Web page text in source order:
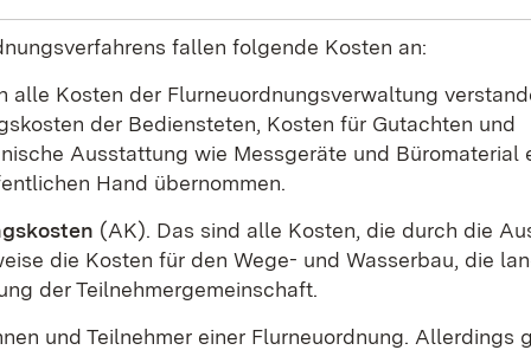
fallen folgende Kosten an:
alle Kosten der Flurneuordnungsverwaltung
der Bediensteten, Kosten für Gutachten und
Ausstattung wie Messgeräte und Büromaterial
Hand übernommen.
(AK). Das sind alle Kosten, die durch die
die Kosten für den Wege- und Wasserbau, die
der Teilnehmergemeinschaft.
und Teilnehmer einer Flurneuordnung.